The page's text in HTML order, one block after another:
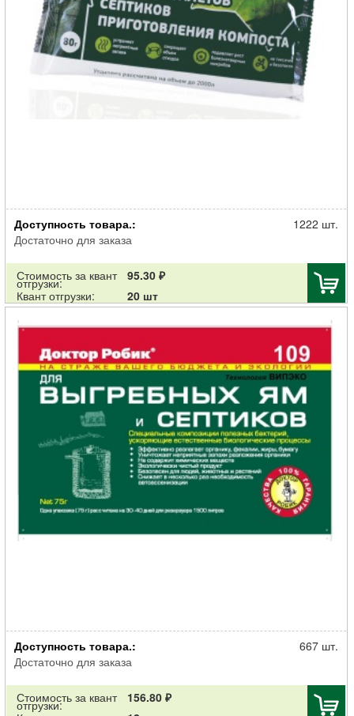
Очиститель ЭКОМИК септиков, туалетов и компостирования 80г
Доступность товара.:
Достаточно для заказа
1222 шт.
Стоимость за квант
отгрузки:
95.30 ₽
Квант отгрузки:
20 шт
Очиститель Доктор Робик 109 септиков и выгребных ям 75г
Доступность товара.:
Достаточно для заказа
667 шт.
Стоимость за квант
отгрузки:
156.80 ₽